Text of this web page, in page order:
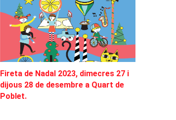
Fireta de Nadal 2023, dimecres 27 i
dijous 28 de desembre a Quart de
Poblet.